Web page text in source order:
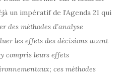
un impératif de l’Agenda 21 qui
des méthodes d’analyse
les effets des décisions avant
compris leurs effets
ces méthodes